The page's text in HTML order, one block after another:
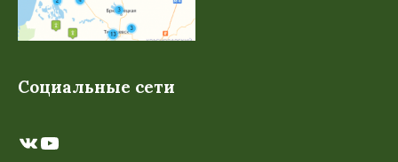
Социальные сети
ВКонтакте
YouTube